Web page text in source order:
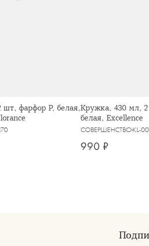
фарфор P, белая,Кружка, 430 мл,
белая, Excellence
СОВЕРШЕНСТВОKL-
990 ₽